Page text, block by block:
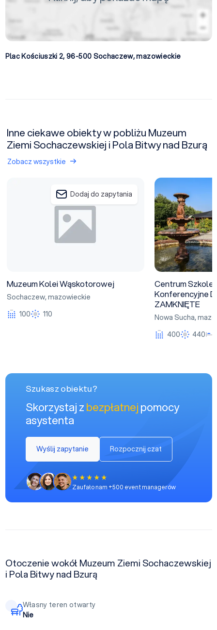
Plac Kościuszki 2, 96-500 Sochaczew,mazowieckie
Inne ciekawe obiekty w pobliżu Muzeum
Ziemi Sochaczewskiej i Pola Bitwy nad Bzurą
Zobacz wszystkie
Dodaj do zapytania
Muzeum Kolei Wąskotorowej
Sochaczew,mazowieckie
100
110
Centrum
Konferencyjne
ZAMKNIĘTE
Nowa Sucha,
400
440
Szukasz obiektu?
Skorzystaj zbezpłatnejpomocy
asystenta
Wyślij zapytanie Rozpocznij czat
Zaufało nam +500 event managerów
Otoczenie wokół Muzeum Ziemi Sochaczewskiej
i Pola Bitwy nad Bzurą
Własny teren otwarty
Nie